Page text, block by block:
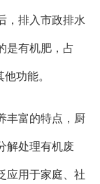
，排入市政排水
是有机肥，占
功能。
丰富的特点，厨
解处理有机废
应用于家庭、社